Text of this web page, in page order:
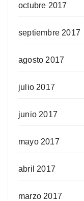
octubre 2017
septiembre 2017
agosto 2017
julio 2017
junio 2017
mayo 2017
abril 2017
marzo 2017